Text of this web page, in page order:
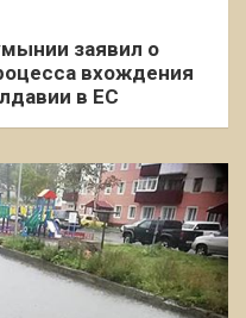
заявил о
вхождения
в ЕС